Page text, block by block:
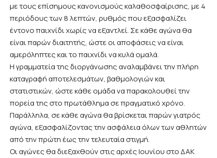
με τους επίσημους κανονισμούς καλαθοσφαίρισης, με 4
περιόδους των 8 λεπτών, ρυθμός που εξασφαλίζει
έντονο παιχνίδι χωρίς να εξαντλεί. Σε κάθε αγώνα θα
είναι παρών διαιτητής, ώστε οι αποφάσεις να είναι
αμερόληπτες και το παιχνίδι να κυλά ομαλά.
Η γραμματεία της διοργάνωσης αναλαμβάνει την πλήρη
καταγραφή αποτελεσμάτων, βαθμολογιών και
στατιστικών, ώστε κάθε ομάδα να παρακολουθεί την
πορεία της στο πρωτάθλημα σε πραγματικό χρόνο.
Παράλληλα, σε κάθε αγώνα θα βρίσκεται παρών γιατρός
αγώνα, εξασφαλίζοντας την ασφάλεια όλων των αθλητών
από την πρώτη έως την τελευταία στιγμή.
Οι αγώνες θα διεξαχθούν στις αρχές Ιουνίου στο ΔΑΚ